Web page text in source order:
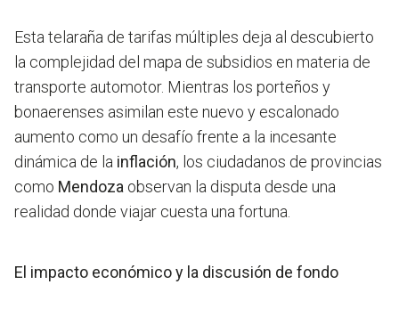
Esta telaraña de tarifas múltiples deja al descubierto
la complejidad del mapa de subsidios en materia de
transporte automotor. Mientras los porteños y
bonaerenses asimilan este nuevo y escalonado
aumento como un desafío frente a la incesante
dinámica de la inflación, los ciudadanos de provincias
como Mendoza observan la disputa desde una
realidad donde viajar cuesta una fortuna.
El impacto económico y la discusión de fondo